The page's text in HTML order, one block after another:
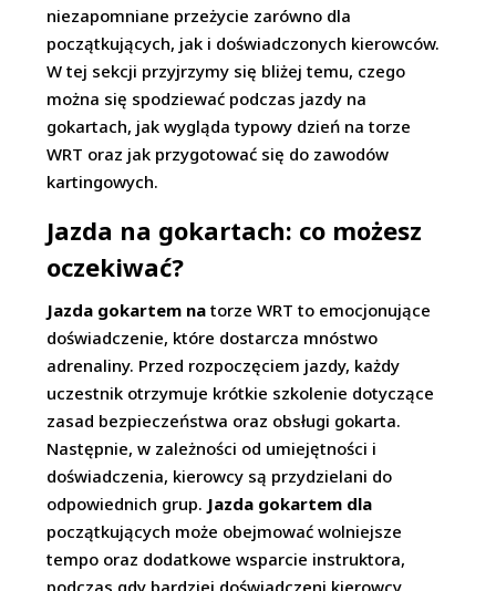
niezapomniane przeżycie zarówno dla
początkujących, jak i doświadczonych kierowców.
W tej sekcji przyjrzymy się bliżej temu, czego
można się spodziewać podczas jazdy na
gokartach, jak wygląda typowy dzień na torze
WRT oraz jak przygotować się do zawodów
kartingowych.
Jazda na gokartach: co możesz
oczekiwać?
Jazda gokartem na torze WRT to emocjonujące
doświadczenie, które dostarcza mnóstwo
adrenaliny. Przed rozpoczęciem jazdy, każdy
uczestnik otrzymuje krótkie szkolenie dotyczące
zasad bezpieczeństwa oraz obsługi gokarta.
Następnie, w zależności od umiejętności i
doświadczenia, kierowcy są przydzielani do
odpowiednich grup. Jazda gokartem dla
początkujących może obejmować wolniejsze
tempo oraz dodatkowe wsparcie instruktora,
podczas gdy bardziej doświadczeni kierowcy